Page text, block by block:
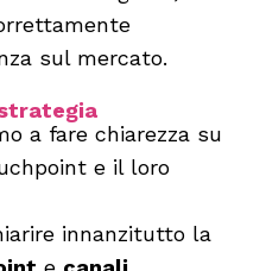
sul mercato.
a fare chiarezza su
e il loro
innanzitutto la